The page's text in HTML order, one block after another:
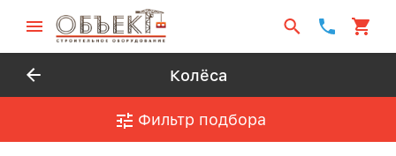
Колёса
Фильтр подбора